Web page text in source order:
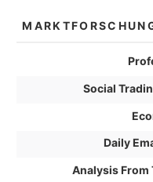
Social
Daily
Analysis From